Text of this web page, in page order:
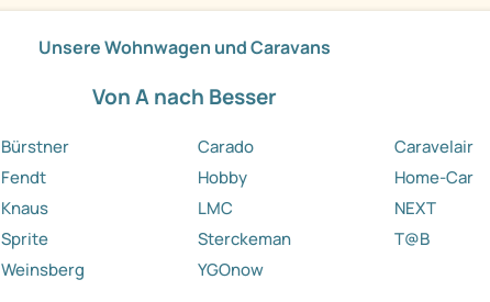
Unsere Wohnwagen und Caravans
Von A nach Besser
Bürstner Carado Caravelair
Fendt Hobby Home-Car
Knaus LMC NEXT
Sprite Sterckeman T@B
Weinsberg YGOnow